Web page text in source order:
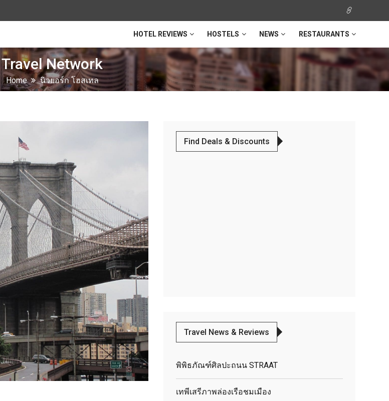
HOTEL REVIEWS HOSTELS NEWS RESTAURANTS
Travel Network
Home นิวยอร์ก โฮสเทล
Find Deals & Discounts
Travel News & Reviews
พิพิธภัณฑ์ศิลปะถนน STRAAT
เทพีเสรีภาพล่องเรือชมเมือง